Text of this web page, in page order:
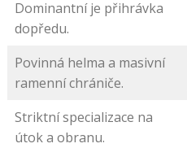
Dominantní je přihrávka
dopředu.
Povinná helma a masivní
ramenní chrániče.
Striktní specializace na
útok a obranu.